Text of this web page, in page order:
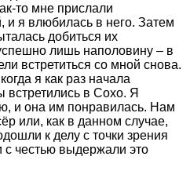
то мне прислали
и я влюбилась в него. Затем
добиться их
лишь наполовину – в
встретиться со мной снова.
я как раз начала
встретились в Сохо. Я
и она им понравилась. Нам
или, как в данном случае,
к делу с точки зрения
с честью выдержали это